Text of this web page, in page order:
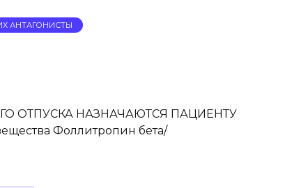
АНТАГОНИСТЫ
ОТПУСКА НАЗНАЧАЮТСЯ ПАЦИЕНТУ
Фоллитропин бета/